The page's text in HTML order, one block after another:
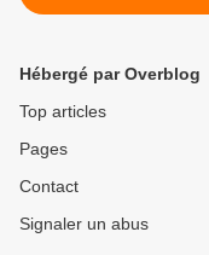
l’activité
Hébergé par Overblog
Top articles
Pages
Contact
Signaler un abus